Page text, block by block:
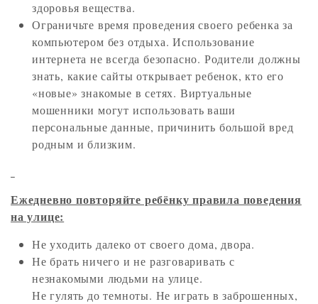
здоровья вещества.
Ограничьте время проведения своего ребенка за
компьютером без отдыха. Использование
интернета не всегда безопасно. Родители должны
знать, какие сайты открывает ребенок, кто его
«новые» знакомые в сетях. Виртуальные
мошенники могут использовать ваши
персональные данные, причинить большой вред
родным и близким.
Ежедневно повторяйте ребёнку правила поведения
на улице:
Не уходить далеко от своего дома, двора.
Не брать ничего и не разговаривать с
незнакомыми людьми на улице.
Не гулять до темноты. Не играть в заброшенных,